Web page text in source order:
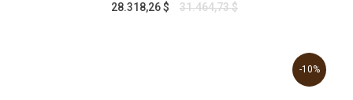
28.318,26 $ 31.464,73 $
-10%